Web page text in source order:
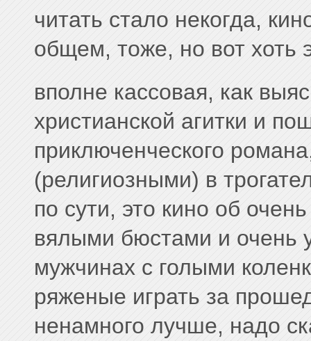
читать стало некогда,
общем, тоже, но вот хоть
вполне кассовая, как
христианской агитки и
приключенческого
(религиозными) в
по сути, это кино об
вялыми бюстами и очень
мужчинах с голыми
ряженые играть за
ненамного лучше, надо